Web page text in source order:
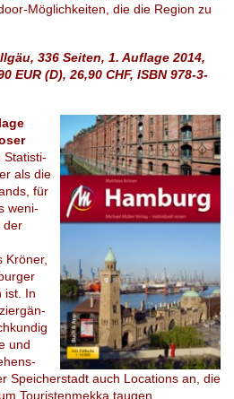
Mög­lich­kei­ten, die die Re­gi­on zu
336 Seiten, 1. Auflage 2014,
EUR (D), 26,90 CHF, ISBN 978-3-
Sta­tis­ti­
als die
für
we­ni­
der
Krö­ner,
ist. In
und
Spei­cher­stadt auch Lo­ca­ti­ons an, die
Tou­ris­ten­mek­ka tau­gen.